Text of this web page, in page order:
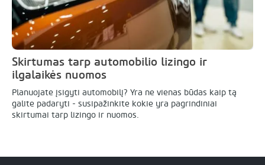
Skirtumas tarp automobilio lizingo ir
ilgalaikės nuomos
Planuojate įsigyti automobilį? Yra ne vienas būdas kaip tą
galite padaryti - susipažinkite kokie yra pagrindiniai
skirtumai tarp lizingo ir nuomos.